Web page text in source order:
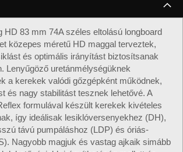
HD 83 mm 74A széles eltolású longboard
közepes méretű HD maggal terveztek,
és optimális irányítást biztosítsanak
Lenyűgöző uretánmélységüknek
a kerekek valódi gőzgépként működnek,
és nagy stabilitást tesznek lehetővé. A
formulával készült kerekek kivételes
így ideálisak lesiklóversenyekhez (DH),
távú pumpáláshoz (LDP) és óriás-
Nagyobb magjuk és vastag ajkaik simább